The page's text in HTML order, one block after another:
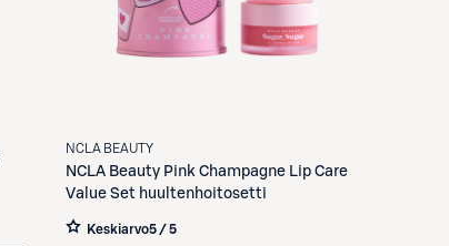
NCLA BEAUTY
NCLA Beauty Pink Champagne Lip Care
Value Set huultenhoitosetti
Keskiarvo5 / 5